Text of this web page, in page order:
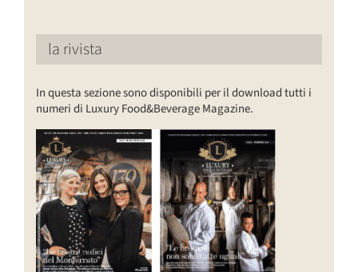
la rivista
In questa sezione sono disponibili per il download tutti i
numeri di Luxury Food&Beverage Magazine.